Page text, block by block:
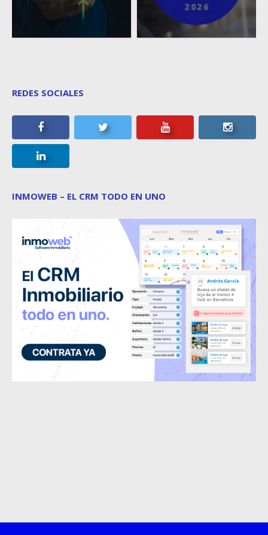
REDES SOCIALES
INMOWEB – EL CRM TODO EN UNO